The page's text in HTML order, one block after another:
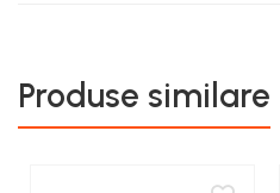
Produse similare